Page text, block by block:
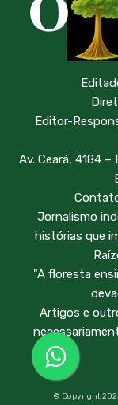
Editor-
Av. Ceará, 4184
Jornalismo
histórias que
"A floresta
Artigos e
© Copyright